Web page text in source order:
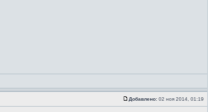
Добавлено: 02 ноя 2014, 01:19